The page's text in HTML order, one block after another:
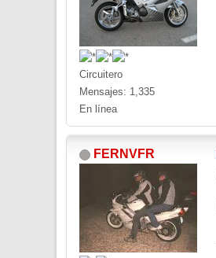
Circuitero
Mensajes: 1,335
En línea
FERNVFR